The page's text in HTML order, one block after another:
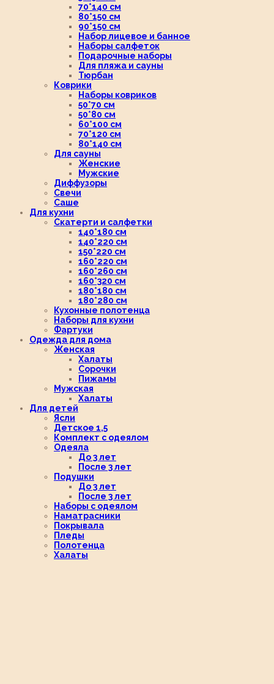
70*140 см
80*150 см
90*150 см
Набор лицевое и банное
Наборы салфеток
Подарочные наборы
Для пляжа и сауны
Тюрбан
Коврики
Наборы ковриков
50*70 см
50*80 см
60*100 см
70*120 см
80*140 см
Для сауны
Женские
Мужские
Диффузоры
Свечи
Саше
Для кухни
Скатерти и салфетки
140*180 см
140*220 см
150*220 см
160*220 см
160*260 см
160*320 см
180*180 см
180*280 см
Кухонные полотенца
Наборы для кухни
Фартуки
Одежда для дома
Женская
Халаты
Сорочки
Пижамы
Мужская
Халаты
Для детей
Ясли
Детское 1,5
Комплект с одеялом
Одеяла
До 3 лет
После 3 лет
Подушки
До 3 лет
После 3 лет
Наборы с одеялом
Наматрасники
Покрывала
Пледы
Полотенца
Халаты